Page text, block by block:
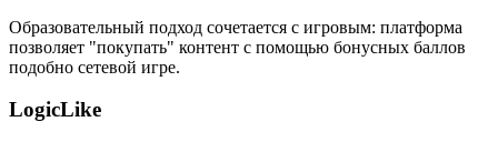
Образовательный подход сочетается с игровым: платформа
позволяет "покупать" контент с помощью бонусных баллов
подобно сетевой игре.
LogicLike